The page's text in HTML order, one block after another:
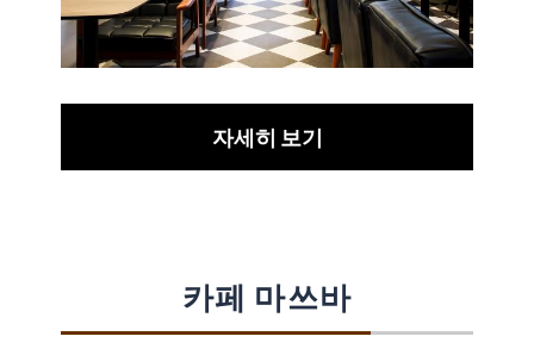
자세히 보기
카페 마쓰바